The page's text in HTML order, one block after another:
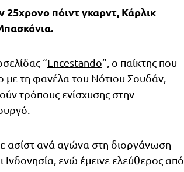
πόιντ γκαρντ, Κάρλικ
.
“Encestando”, ο παίκτης που
τη φανέλα του Νότιου Σουδάν,
τρόπους ενίσχυσης στην
ασίστ ανά αγώνα στη διοργάνωση
Ινδονησία, ενώ έμεινε ελεύθερος από